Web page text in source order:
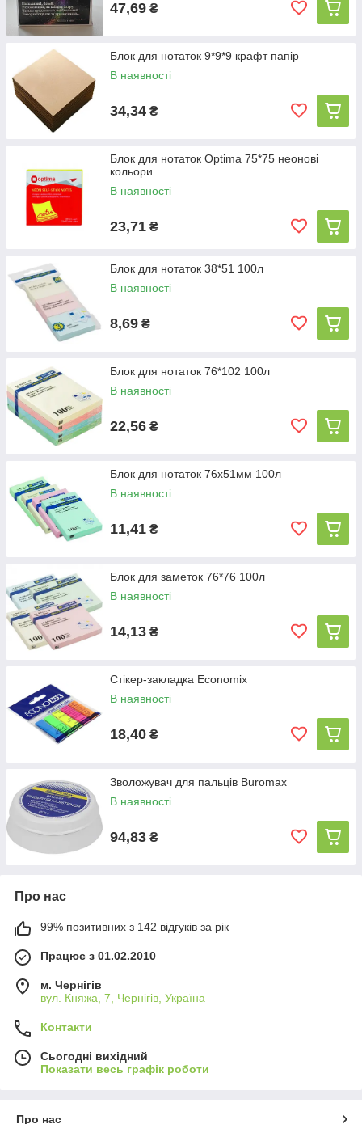
47,69 ₴
Блок для нотаток 9*9*9 крафт папір
В наявності
34,34 ₴
Блок для нотаток Optima 75*75 неонові
кольори
В наявності
23,71 ₴
Блок для нотаток 38*51 100л
В наявності
8,69 ₴
Блок для нотаток 76*102 100л
В наявності
22,56 ₴
Блок для нотаток 76х51мм 100л
В наявності
11,41 ₴
Блок для заметок 76*76 100л
В наявності
14,13 ₴
Стікер-закладка Economix
В наявності
18,40 ₴
Зволожувач для пальців Buromax
В наявності
94,83 ₴
Про нас
99% позитивних з 142 відгуків за рік
Працює з 01.02.2010
м. Чернігів
вул. Княжа, 7, Чернігів, Україна
Контакти
Сьогодні вихідний
Показати весь графік роботи
Про нас